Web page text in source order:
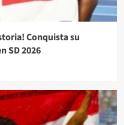
Conquista su
SD 2026